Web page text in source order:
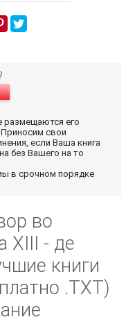
размещаются его
свои
если Ваша книга
без Вашего на то
в срочном порядке
во
XIII - де
книги
.TXT)